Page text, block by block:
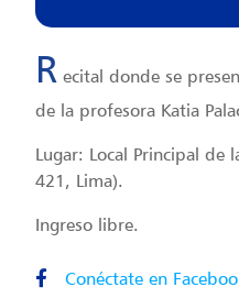
R ecital donde se
de la profesora Katia
Lugar: Local Principal de
421, Lima).
Ingreso libre.
Conéctate en